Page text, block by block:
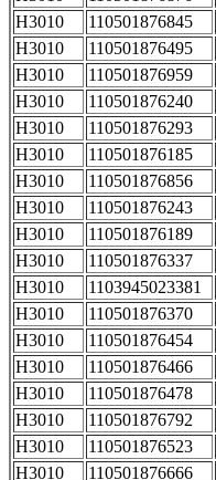
H3010
110501876845
H3010
110501876495
H3010
110501876959
H3010
110501876240
H3010
110501876293
H3010
110501876185
H3010
110501876856
H3010
110501876243
H3010
110501876189
H3010
110501876337
H3010
1103945023381
H3010
110501876370
H3010
110501876454
H3010
110501876466
H3010
110501876478
H3010
110501876792
H3010
110501876523
H3010
110501876666